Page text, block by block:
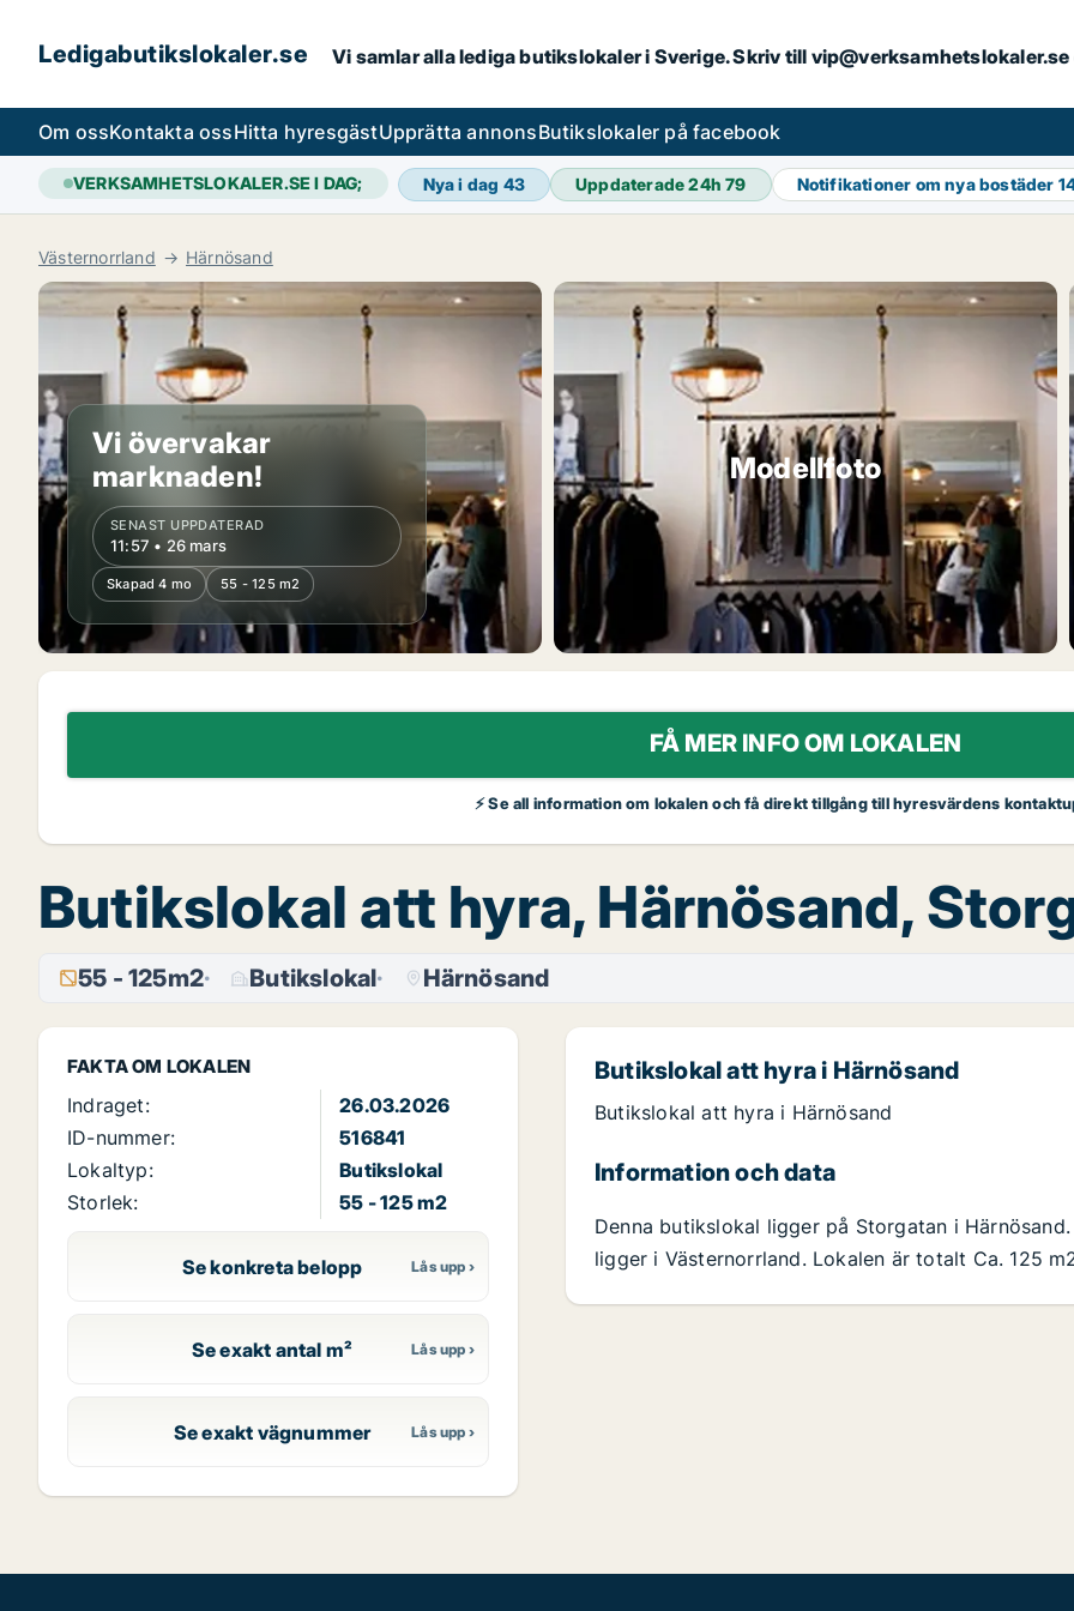
Ledigabutikslokaler.se Vi samlar alla lediga butikslokaler i Sverige. Skriv till
Om ossKontakta ossHitta hyresgästUpprätta annonsButikslokaler på facebook
VERKSAMHETSLOKALER.SE I DAG; Nya i dag 43 Uppdaterade 24h79 Notifikationer om nya bostäder
Västernorrland Härnösand
Vi övervakar
marknaden!
SENAST UPPDATERAD
11:57 • 26 mars
Skapad 4 mo 55 - 125 m2
Modellfoto
FÅ MER INFO OM LOKALEN
⚡ Se all information om lokalen och få direkt tillgång till hyresvärdens
Butikslokal att hyra, Härnösand,
55 - 125m2 Butikslokal Härnösand
FAKTA OM LOKALEN
Indraget:
26.03.2026
ID-nummer:
516841
Lokaltyp:
Butikslokal
Storlek:
55 - 125 m2
Se konkreta belopp
Se exakt antal m²
Se exakt vägnummer
Butikslokal att hyra i Härnösand
Butikslokal att hyra i Härnösand
Information och data
Denna butikslokal ligger på Storgatan i
ligger i Västernorrland. Lokalen är totalt Ca. 125